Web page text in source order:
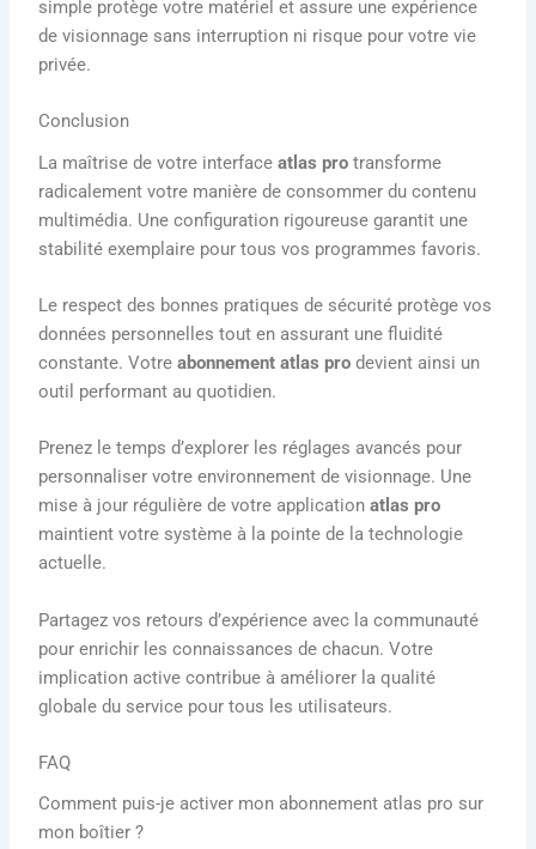
simple protège votre matériel et assure une expérience
de visionnage sans interruption ni risque pour votre vie
privée.
Conclusion
La maîtrise de votre interfaceatlas pro transforme
radicalement votre manière de consommer du contenu
multimédia. Une configuration rigoureuse garantit une
stabilité exemplaire pour tous vos programmes favoris.
Le respect des bonnes pratiques de sécurité protège vos
données personnelles tout en assurant une fluidité
constante. Votreabonnement atlas pro devient ainsi un
outil performant au quotidien.
Prenez le temps d’explorer les réglages avancés pour
personnaliser votre environnement de visionnage. Une
mise à jour régulière de votre applicationatlas pro
maintient votre système à la pointe de la technologie
actuelle.
Partagez vos retours d’expérience avec la communauté
pour enrichir les connaissances de chacun. Votre
implication active contribue à améliorer la qualité
globale du service pour tous les utilisateurs.
FAQ
Comment puis-je activer mon abonnement atlas pro sur
mon boîtier ?